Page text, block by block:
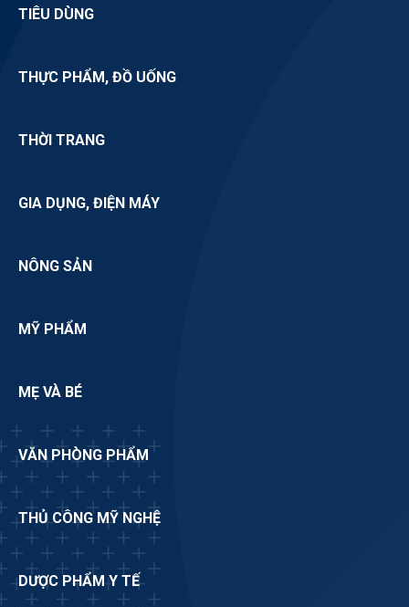
TIÊU DÙNG
THỰC PHẨM, ĐỒ UỐNG
THỜI TRANG
GIA DỤNG, ĐIỆN MÁY
NÔNG SẢN
MỸ PHẨM
MẸ VÀ BÉ
VĂN PHÒNG PHẨM
THỦ CÔNG MỸ NGHỆ
DƯỢC PHẨM Y TẾ